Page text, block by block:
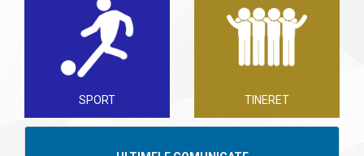
SPORT TINERET